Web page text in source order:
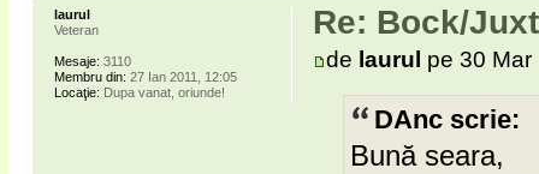
Re: Bock/
de laurul pe 30
DAnc scrie:
Bună seara,
laurul
Veteran
Mesaje: 3110
Membru din: 27 Ian 2011, 12:05
Locaţie: Dupa vanat, oriunde!